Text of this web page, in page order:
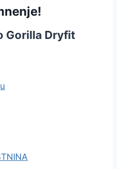
Gorilla Dryfit